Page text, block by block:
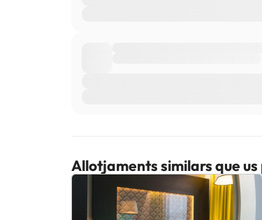
Allotjaments similars que